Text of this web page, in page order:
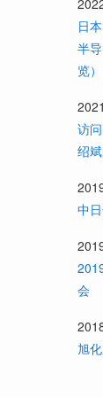
日
半
览）
访
绍
中
会
旭